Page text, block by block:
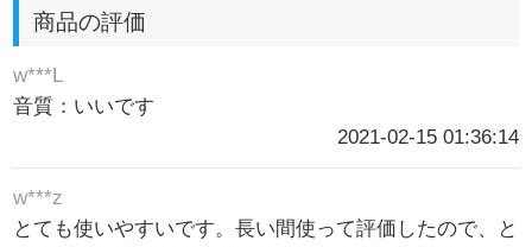
商品の評価
w***L
音質：いいです
2021-02-15 01:36:14
w***z
とても使いやすいです。長い間使って評価したので、と